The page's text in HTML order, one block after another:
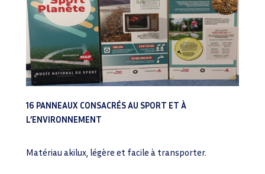
16 PANNEAUX CONSACRÉS AU SPORT ET À
L’ENVIRONNEMENT
Matériau akilux, légère et facile à transporter.